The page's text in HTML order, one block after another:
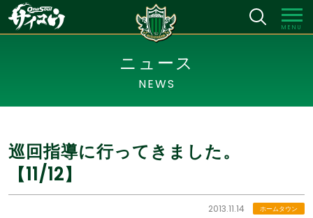
MENU
ニュース
NEWS
巡回指導に行ってきました。
【11/12】
2013.11.14 ホームタウン